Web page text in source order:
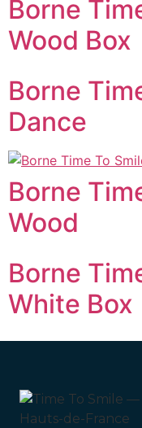
Borne
Wood Box
Borne
Dance
Borne
Wood
Borne
White Box